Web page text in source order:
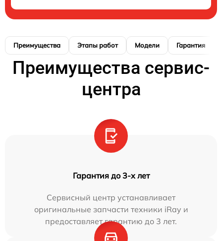
Преимущества Этапы работ Модели Гарантия
Преимущества сервис-
центра
Гарантия до 3-х лет
Сервисный центр устанавливает
оригинальные запчасти техники iRay и
предоставляет гарантию до 3 лет.